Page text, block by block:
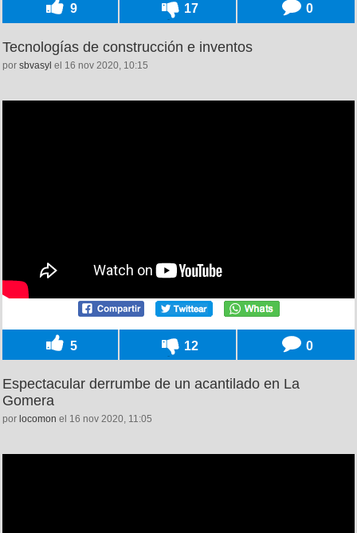
9 17 0
Tecnologías de construcción e inventos
por sbvasyl el 16 nov 2020, 10:15
5 12 0
Espectacular derrumbe de un acantilado en La
Gomera
por locomon el 16 nov 2020, 11:05